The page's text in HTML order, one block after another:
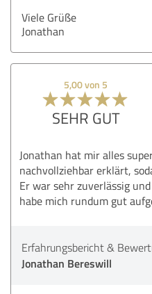
Viele Grüße
Jonathan
5,00 von 5
SEHR GUT
Jonathan hat mir alles
nachvollziehbar erklärt,
Er war sehr zuverlässig
habe mich rundum gut
Erfahrungsbericht &
Jonathan Bereswill